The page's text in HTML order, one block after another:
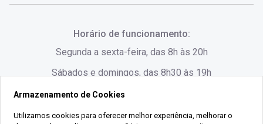
Rua Lauro Linhares, 1080 - Trindade, Florianópolis -
SC
Horário de funcionamento:
Segunda a sexta-feira, das 8h às 20h
Sábados e domingos, das 8h30 às 19h
Armazenamento de Cookies
Utilizamos cookies para oferecer melhor experiência, melhorar o